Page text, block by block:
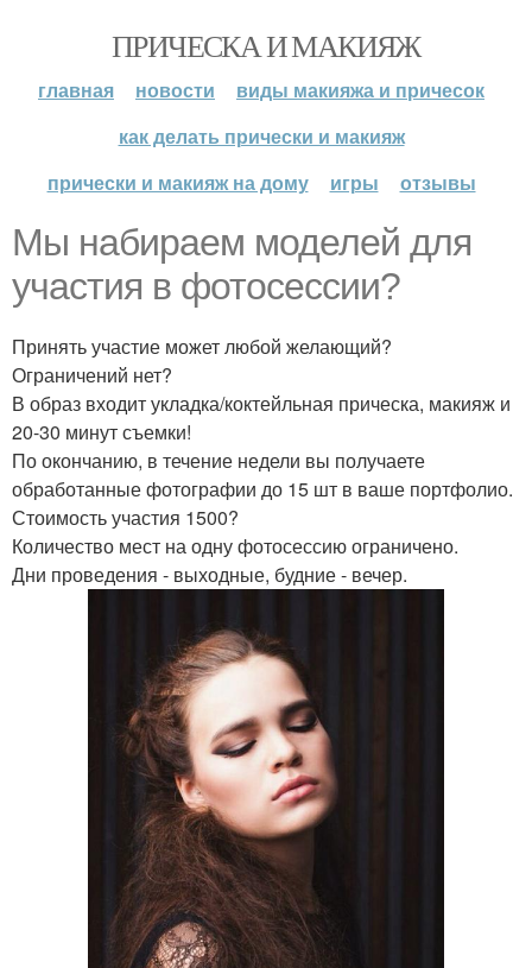
ПРИЧЕСКА И МАКИЯЖ
главная новости
виды макияжа и причесок
как делать прически и макияж
прически и макияж на дому
игры отзывы
Мы набираем моделей для
участия в фотосессии?
Принять участие может любой желающий?
Ограничений нет?
В образ входит укладка/коктейльная прическа, макияж и
20-30 минут съемки!
По окончанию, в течение недели вы получаете
обработанные фотографии до 15 шт в ваше портфолио.
Стоимость участия 1500?
Количество мест на одну фотосессию ограничено.
Дни проведения - выходные, будние - вечер.